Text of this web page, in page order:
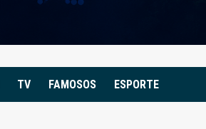
TV FAMOSOS ESPORTE